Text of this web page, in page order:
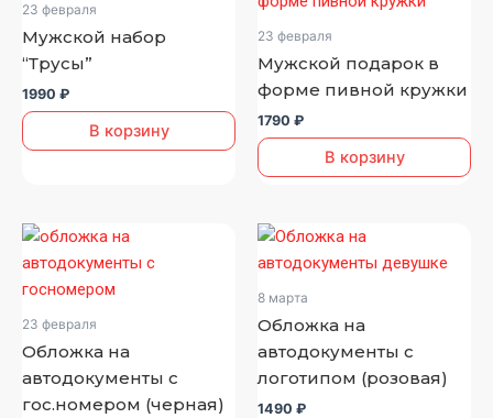
23 февраля
Мужской набор
“Трусы”
1990 ₽
В корзину
23 февраля
Мужской подарок в
форме пивной кружки
1790 ₽
В корзину
23 февраля
Обложка на
автодокументы с
гос.номером (черная)
8 марта
Обложка на
автодокументы с
логотипом (розовая)
1490 ₽